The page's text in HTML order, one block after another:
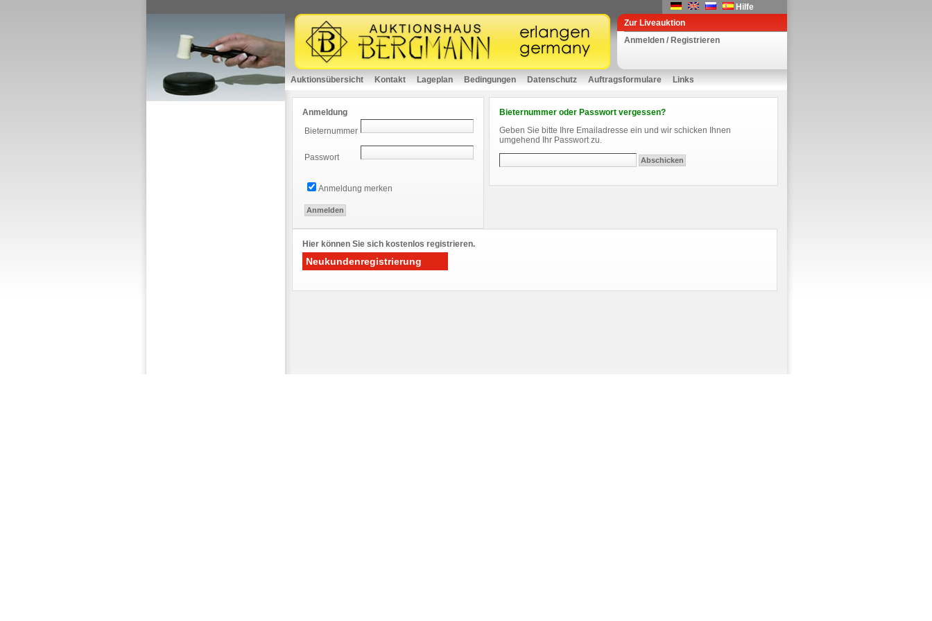
Hilfe
Zur Liveauktion
Anmelden / Registrieren
Auktionsübersicht Kontakt Lageplan Bedingungen Datenschutz Auftragsformulare Links
Anmeldung
Bieternummer
Passwort
Anmeldung merken
Bieternummer oder Passwort vergessen?
Geben Sie bitte Ihre Emailadresse ein und wir schicken Ihnen
umgehend Ihr Passwort zu.
Hier können Sie sich kostenlos registrieren.
Neukundenregistrierung